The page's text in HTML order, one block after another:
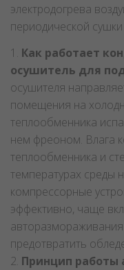
электродогрева
периодической
1. Как работает
осушитель для
осушителя
помещения на
теплообменника
нем фреоном. Влага
теплообменника и
температурах среды
компрессорные
эффективно, чаще
предотвратить
2. Принцип работы